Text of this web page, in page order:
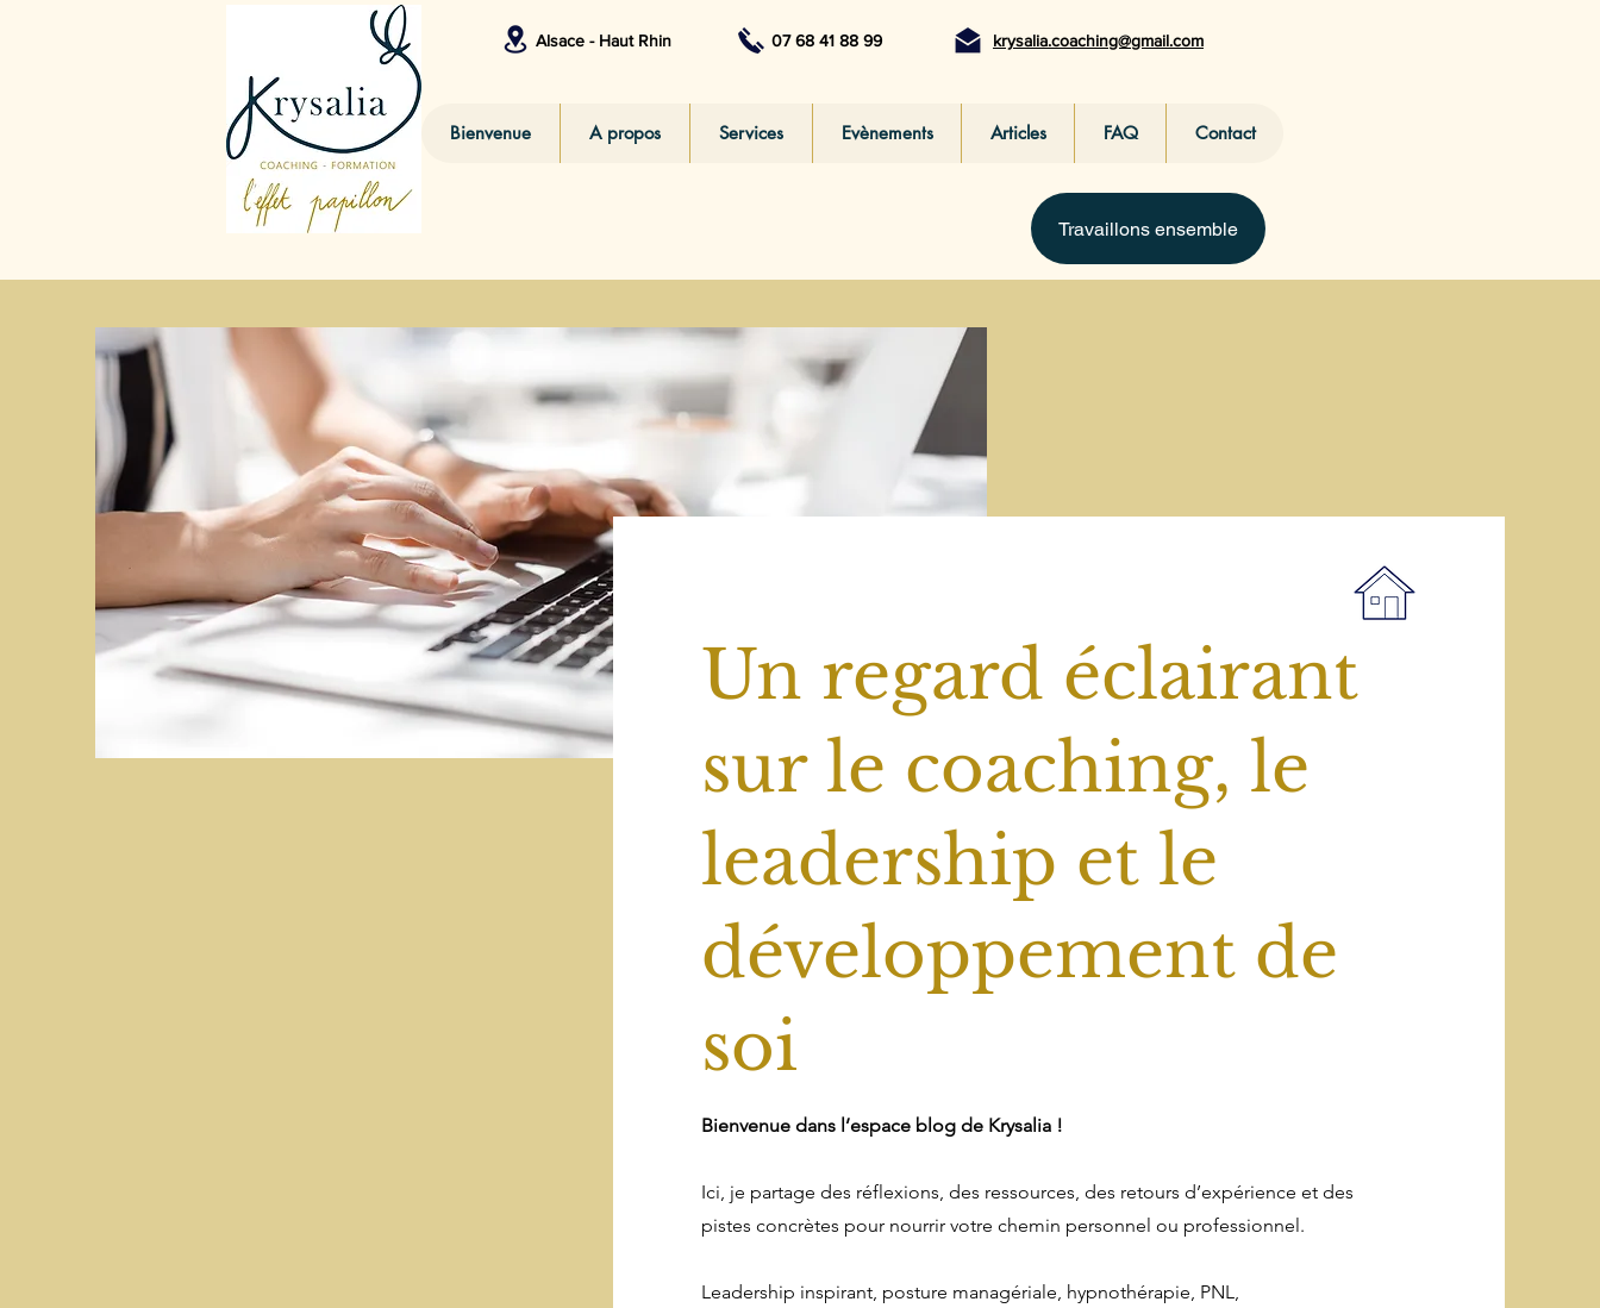
Alsace - Haut Rhin 07 68 41 88 99 krysalia.coaching@gmail.com
Bienvenue A propos Services Evènements Articles FAQ Contact
Travaillons ensemble
Un regard éclairant
sur le coaching, le
leadership et le
développement de
soi
Bienvenue dans l’espace blog de Krysalia !
Ici, je partage des réflexions, des ressources, des retours d’expérience et des
pistes concrètes pour nourrir votre chemin personnel ou professionnel.
Leadership inspirant, posture managériale, hypnothérapie, PNL,